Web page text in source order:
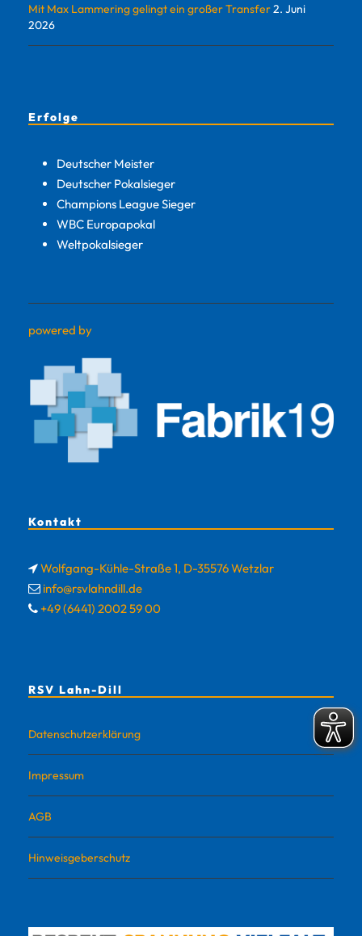
Mit Max Lammering gelingt ein großer Transfer2. Juni
2026
Erfolge
Deutscher Meister
Deutscher Pokalsieger
Champions League Sieger
WBC Europapokal
Weltpokalsieger
powered by
Kontakt
Wolfgang-Kühle-Straße 1, D-35576 Wetzlar
info@rsvlahndill.de
+49 (6441) 2002 59 00
RSV Lahn-Dill
Datenschutzerklärung
Impressum
AGB
Hinweisgeberschutz